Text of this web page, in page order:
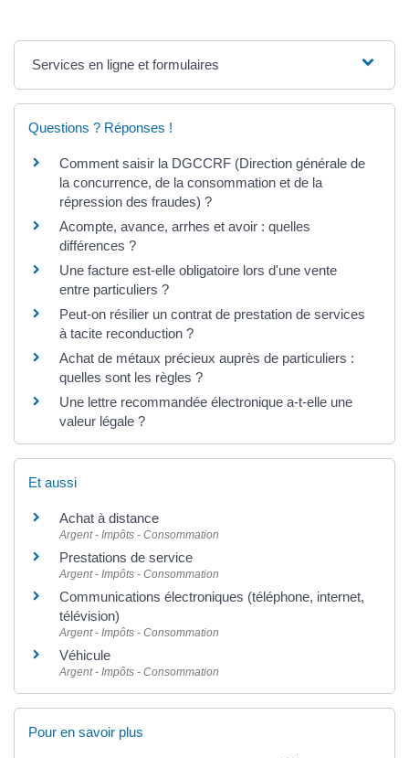
Services en ligne et formulaires
Questions ? Réponses !
Comment saisir la DGCCRF (Direction générale de
la concurrence, de la consommation et de la
répression des fraudes) ?
Acompte, avance, arrhes et avoir : quelles
différences ?
Une facture est-elle obligatoire lors d'une vente
entre particuliers ?
Peut-on résilier un contrat de prestation de services
à tacite reconduction ?
Achat de métaux précieux auprès de particuliers :
quelles sont les règles ?
Une lettre recommandée électronique a-t-elle une
valeur légale ?
Et aussi
Achat à distance
Argent - Impôts - Consommation
Prestations de service
Argent - Impôts - Consommation
Communications électroniques (téléphone, internet,
télévision)
Argent - Impôts - Consommation
Véhicule
Argent - Impôts - Consommation
Pour en savoir plus